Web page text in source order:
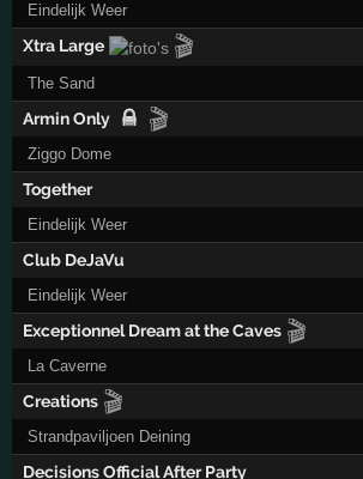
Eindelijk Weer
Xtra Large 🎬
The Sand
Armin Only 🎬
Ziggo Dome
Together
Eindelijk Weer
Club DeJaVu
Eindelijk Weer
Exceptionnel Dream at the Caves 🎬
La Caverne
Creations 🎬
Strandpaviljoen Deining
Decisions Official After Party